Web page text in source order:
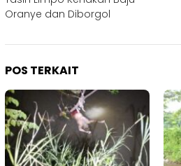
Oranye dan Diborgol
POS TERKAIT